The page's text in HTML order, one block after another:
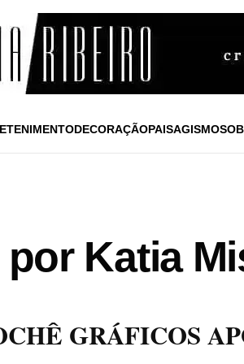
DECORAÇÃOPAISAGISMO
Katia
GRÁFICOS